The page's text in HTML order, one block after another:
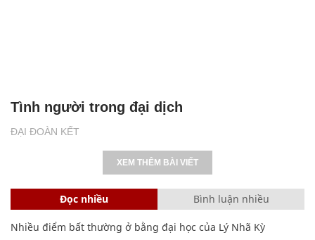
ĐẠI ĐOÀN KẾT
Tình người trong đại dịch
XEM THÊM BÀI VIẾT
Đọc nhiều Bình luận nhiều
Nhiều điểm bất thường ở bằng đại học của Lý Nhã Kỳ